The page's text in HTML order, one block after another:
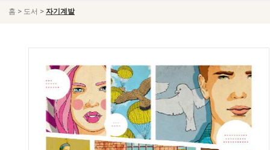
홈 > 도서 > 자기계발